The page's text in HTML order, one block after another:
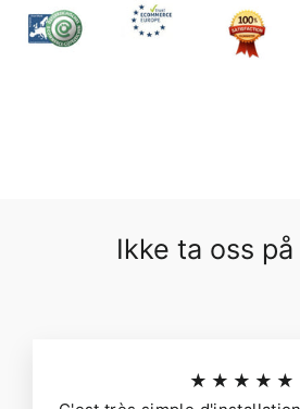
Ikke ta oss
★★★★★